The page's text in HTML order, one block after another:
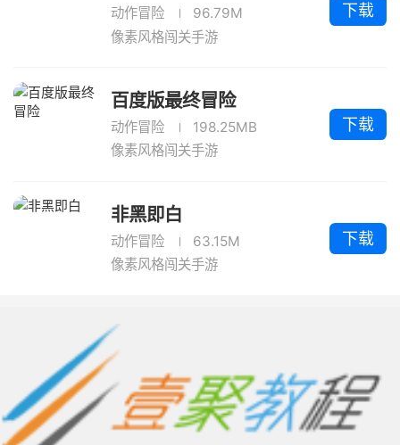
动作冒险
96.79M
像素风格闯关手游
下载
百度版最终冒险
动作冒险
198.25MB
像素风格闯关手游
下载
非黑即白
动作冒险
63.15M
像素风格闯关手游
下载